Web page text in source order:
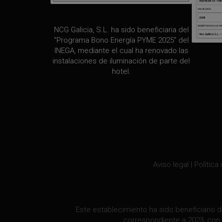
NCG Galicia, S.L. ha sido beneficiaria del
"Programa Bono Energía PYME 2025" del
INEGA, mediante el cual ha renovado las
instalaciones de iluminación de parte del
hotel.
Aviso legal | Política
Este establecimiento ha sido beneficiario
correspondiente a 2023,